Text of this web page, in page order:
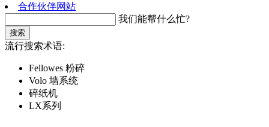
合作伙伴网站
我们能帮什么忙?
搜索
流行搜索术语:
Fellowes 粉碎
Volo 墙系统
碎纸机
LX系列